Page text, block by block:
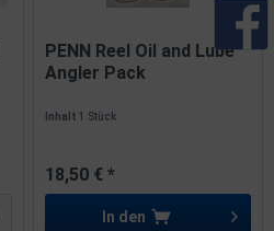
PENN Reel Oil and Lube
Angler Pack
Inhalt1 Stück
18,50 € *
In den